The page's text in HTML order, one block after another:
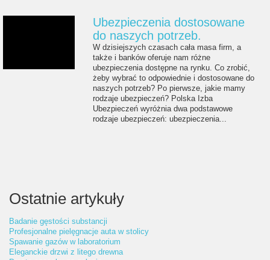
Ubezpieczenia dostosowane
do naszych potrzeb.
W dzisiejszych czasach cała masa firm, a
także i banków oferuje nam różne
ubezpieczenia dostępne na rynku. Co zrobić,
żeby wybrać to odpowiednie i dostosowane do
naszych potrzeb? Po pierwsze, jakie mamy
rodzaje ubezpieczeń? Polska Izba
Ubezpieczeń wyróżnia dwa podstawowe
rodzaje ubezpieczeń: ubezpieczenia...
Ostatnie artykuły
Badanie gęstości substancji
Profesjonalne pielęgnacje auta w stolicy
Spawanie gazów w laboratorium
Eleganckie drzwi z litego drewna